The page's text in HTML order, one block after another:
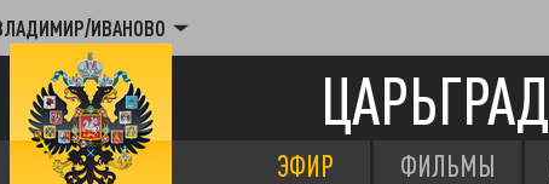
ИВАНОВО
ЦАРЬГРАД
ЭФИР ФИЛЬМЫ